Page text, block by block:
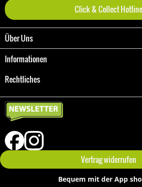
Click & Collect Hotline
Über Uns
Informationen
Rechtliches
Vertrag widerrufen
Bequem mit der App